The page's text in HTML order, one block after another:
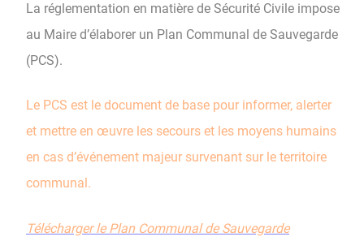
La réglementation en matière de Sécurité Civile impose
au Maire d’élaborer un Plan Communal de Sauvegarde
(PCS).
Le PCS est le document de base pour informer, alerter
et mettre en œuvre les secours et les moyens humains
en cas d’événement majeur survenant sur le territoire
communal.
Télécharger le Plan Communal de Sauvegarde